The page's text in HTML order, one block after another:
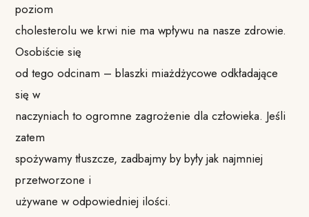
poziom
cholesterolu we krwi nie ma wpływu na nasze zdrowie.
Osobiście się
od tego odcinam – blaszki miażdżycowe odkładające
się w
naczyniach to ogromne zagrożenie dla człowieka. Jeśli
zatem
spożywamy tłuszcze, zadbajmy by były jak najmniej
przetworzone i
używane w odpowiedniej ilości.